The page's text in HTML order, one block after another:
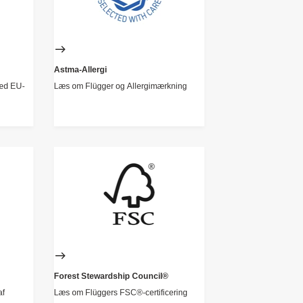
EU-
Astma-Allergi
Læs om Flügger og Allergimærkning
Forest Stewardship Council®
Læs om Flüggers FSC®-certificering